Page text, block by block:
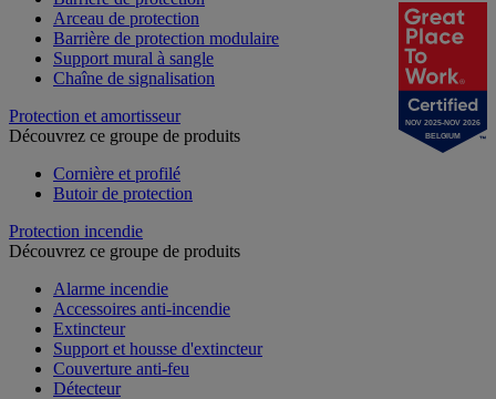
Arceau de protection
Barrière de protection modulaire
Support mural à sangle
Chaîne de signalisation
Protection et amortisseur
Découvrez ce groupe de produits
Cornière et profilé
Butoir de protection
Protection incendie
Découvrez ce groupe de produits
Alarme incendie
Accessoires anti-incendie
Extincteur
Support et housse d'extincteur
Couverture anti-feu
Détecteur
NOV 2025-NOV 2026
BELGIUM